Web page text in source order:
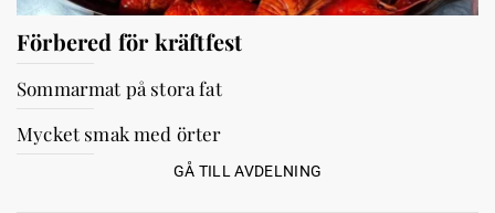
Förbered för kräftfest
Sommarmat på stora fat
Mycket smak med örter
GÅ TILL AVDELNING